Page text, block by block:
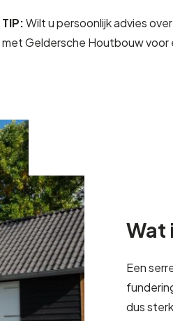
TIP:Wilt u persoonlijk advies
met Geldersche Houtbouw voor
Wat
Een
dus